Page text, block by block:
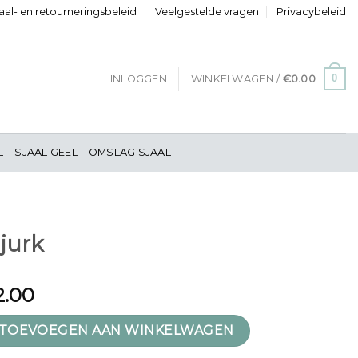
en retourneringsbeleid Veelgestelde vragen Privacybeleid
INLOGGEN WINKELWAGEN / €0.00 0
SJAAL GEEL OMSLAG SJAAL
AAN WINKELWAGEN